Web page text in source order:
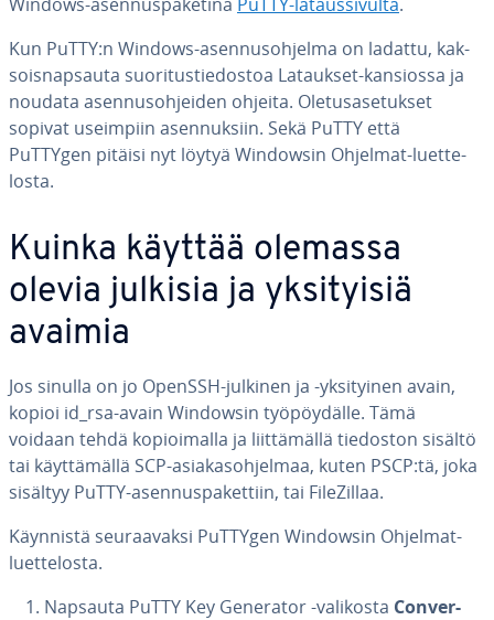
Kun PuTTY:n Windows-asen­nus­oh­jel­ma on ladattu, kak­
sois­nap­sau­ta suo­ri­tus­tie­dos­toa Lataukset-kansiossa ja
noudata asen­nus­oh­jei­den ohjeita. Ole­tus­a­se­tuk­set
sopivat useimpiin asen­nuk­siin. Sekä PuTTY että
PuTTYgen pitäisi nyt löytyä Windowsin Ohjelmat-luet­te­
los­ta.
Kuinka käyttää olemassa
olevia julkisia ja yk­si­tyi­siä
avaimia
Jos sinulla on jo OpenSSH-julkinen ja -yk­si­tyi­nen avain,
kopioi id_rsa-avain Windowsin työ­pöy­däl­le. Tämä
voidaan tehdä ko­pioi­mal­la ja liit­tä­mäl­lä tiedoston sisältö
tai käyt­tä­mäl­lä SCP-asia­kas­oh­jel­maa, kuten PSCP:tä, joka
sisältyy PuTTY-asen­nus­pa­ket­tiin, tai Fi­leZil­laa.
Käynnistä seu­raa­vak­si PuTTYgen Windowsin Ohjelmat-
luet­te­los­ta.
Napsauta PuTTY Key Generator -valikosta Con­ver­